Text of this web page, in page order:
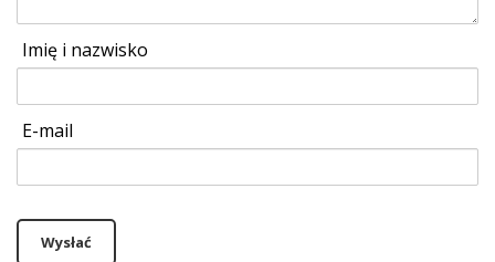
Imię i nazwisko
E-mail
Wysłać